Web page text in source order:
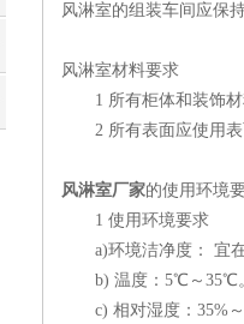
风淋室的组装车间应保
风淋室材料要求
1 所有柜体和装饰材
2 所有表面应使用表
风淋室厂家的使用环境
1 使用环境要求
a)环境洁净度： 宜在
b) 温度：5℃～35℃
c) 相对湿度：35%～